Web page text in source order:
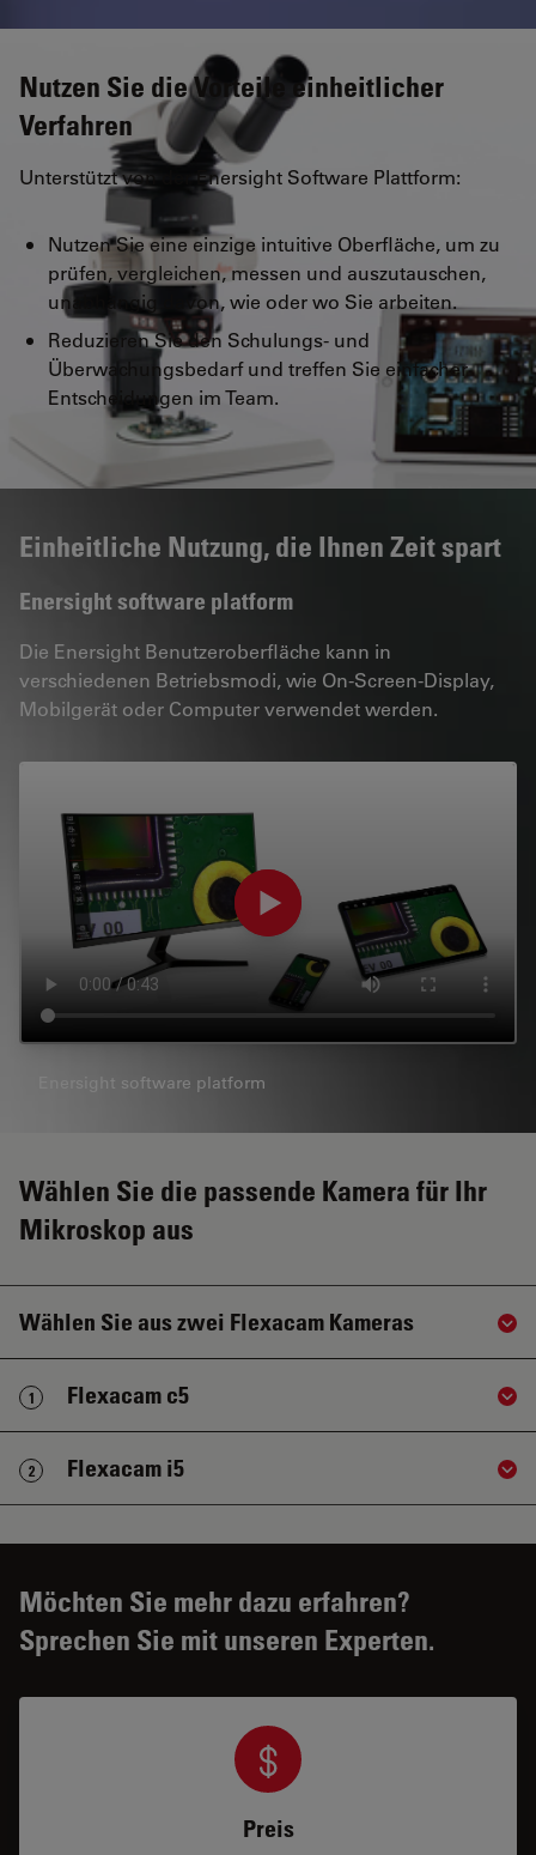
Nutzen Sie die Vorteile einheitlicher
Verfahren
Unterstützt von der Enersight Software Plattform:
Nutzen Sie eine einzige intuitive Oberfläche, um zu
prüfen, vergleichen, messen und auszutauschen,
unabhängig davon, wie oder wo Sie arbeiten.
Reduzieren Sie den Schulungs- und
Überwachungsbedarf und treffen Sie einfacher
Entscheidungen im Team.
Einheitliche Nutzung, die Ihnen Zeit spart
Enersight software platform
Die Enersight Benutzeroberfläche kann in
verschiedenen Betriebsmodi, wie On-Screen-Display,
Mobilgerät oder Computer verwendet werden.
Enersight software platform
Wählen Sie die passende Kamera für Ihr
Mikroskop aus
Wählen Sie aus zwei Flexacam Kameras
1 Flexacam c5
2 Flexacam i5
Möchten Sie mehr dazu erfahren?
Sprechen Sie mit unseren Experten.
Preis